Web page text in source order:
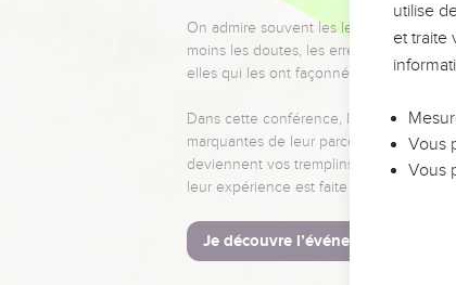
On admire souvent les leaders pour
moins les doutes, les erreurs et les
elles qui les ont façonnés.
Dans cette conférence, leaders,
marquantes de leur parcours et les
deviennent vos tremplins. Que vous
leur expérience est faite pour vous.
Je découvre l’événement
utilise
et traite
Vous
Vous